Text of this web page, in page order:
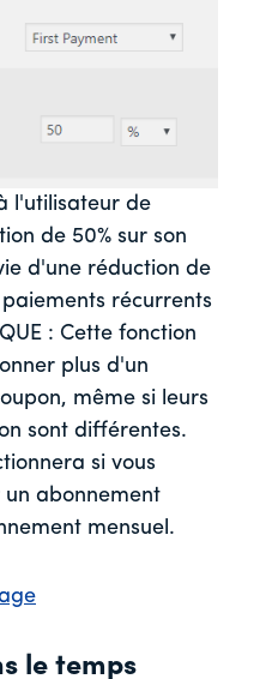
l'utilisateur de
de 50% sur son
d'une réduction de
paiements récurrents
: Cette fonction
plus d'un
même si leurs
sont différentes.
si vous
abonnement
mensuel.
le temps